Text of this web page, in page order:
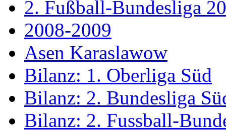
2. Fußball-Bundesliga
2008-2009
Asen Karaslawow
Bilanz: 1. Oberliga Süd
Bilanz: 2. Bundesliga
Bilanz: 2. Fussball-